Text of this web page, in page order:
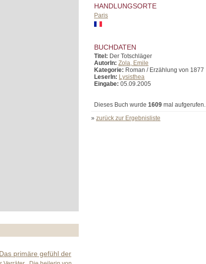
Das primäre gefühl der
HANDLUNGSORTE
Paris
BUCHDATEN
Titel: Der Totschläger
AutorIn: Zola, Emile
Kategorie: Roman / Erzählung von 1877
LeserIn: Lysisthea
Eingabe: 05.09.2005
Dieses Buch wurde 1609 mal aufgerufen.
» zurück zur Ergebnisliste